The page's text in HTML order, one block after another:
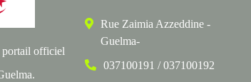
portail officiel
Rue Zaimia Azzeddine -
Guelma-
037100191 / 037100192